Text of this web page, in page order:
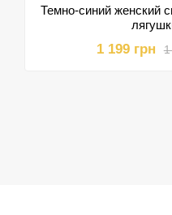
Темно-синий женский
1
1 199 грн